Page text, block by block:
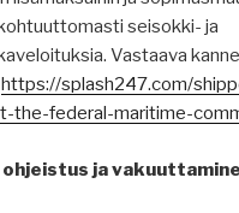
seisokki- ja
Vastaava
https://splash247.com/
the-federal-maritime-
ja